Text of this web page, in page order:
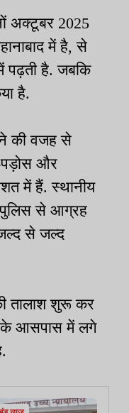
अक्टूबर 2025
में है, से
पढ़ती है. जबकि
है.
की वजह से
और
में हैं. स्थानीय
से आग्रह
जल्द से जल्द
तालाश शुरू कर
आसपास में लगे